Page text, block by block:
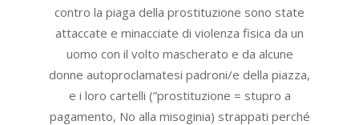
contro la piaga della prostituzione sono state
attaccate e minacciate di violenza fisica da un
uomo con il volto mascherato e da alcune
donne autoproclamatesi padroni/e della piazza,
e i loro cartelli (”prostituzione = stupro a
pagamento, No alla misoginia) strappati perché